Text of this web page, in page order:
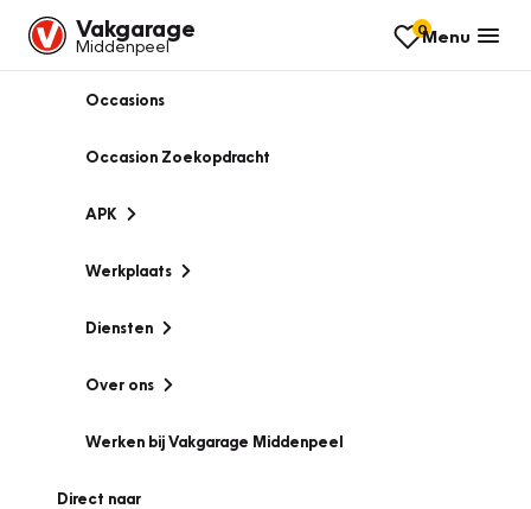
Vakgarage
Middenpeel
0Menu
Occasions
Occasion Zoekopdracht
APK
Werkplaats
Diensten
Over ons
Werken bij Vakgarage Middenpeel
Direct naar